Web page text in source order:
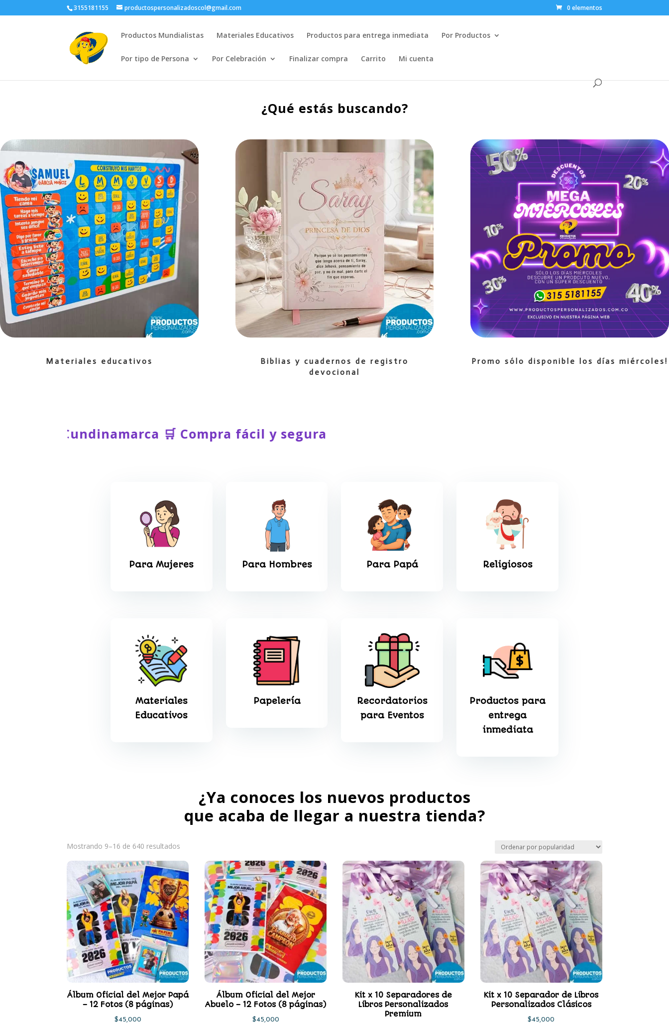
3155181155 productospersonalizadoscol@gmail.com 0 elementos
Productos Mundialistas Materiales Educativos Productos para entrega inmediata Por Productos
Por tipo de Persona Por Celebración Finalizar compra Carrito Mi cuenta
¿Qué estás buscando?
Materiales educativos
Biblias y cuadernos de registro
devocional
Promo sólo disponible los días miércoles!
📍 Mosquera Cundinamarca 🛒 Compra fácil y segura
Para Mujeres Para Hombres Para Papá Religiosos
Materiales
Educativos
Papelería
Recordatorios
para Eventos
Productos para
entrega
inmediata
¿Ya conoces los nuevos productos
que acaba de llegar a nuestra tienda?
Mostrando 9–16 de 640 resultados
popularidad
Álbum Oficial del Mejor Papá
– 12 Fotos (8 páginas)
$45,000
Álbum Oficial del Mejor
Abuelo – 12 Fotos (8 páginas)
$45,000
Kit x 10 Separadores de
Libros Personalizados
Premium
Kit x 10 Separador de Libros
Personalizados Clásicos
$45,000